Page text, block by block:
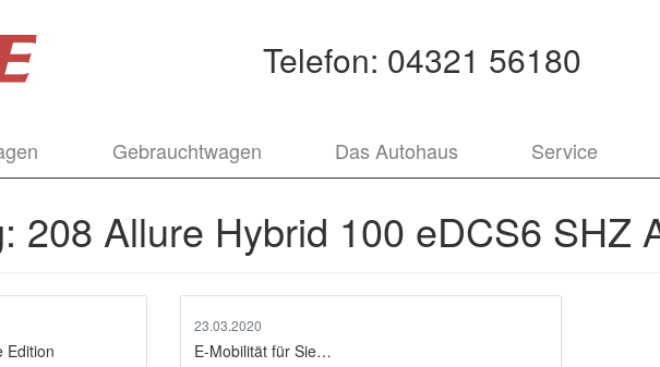
Telefon: 04321 56180
Gebrauchtwagen Das Autohaus Service
208 Allure Hybrid 100 eDCS6 SHZ
Edition
23.03.2020
E-Mobilität für Sie…